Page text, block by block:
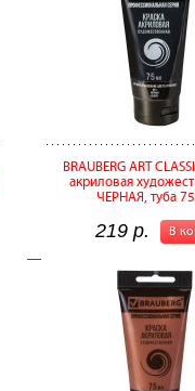
BRAUBERG ART
акриловая
ЧЕРНАЯ, туба
В
219 р.